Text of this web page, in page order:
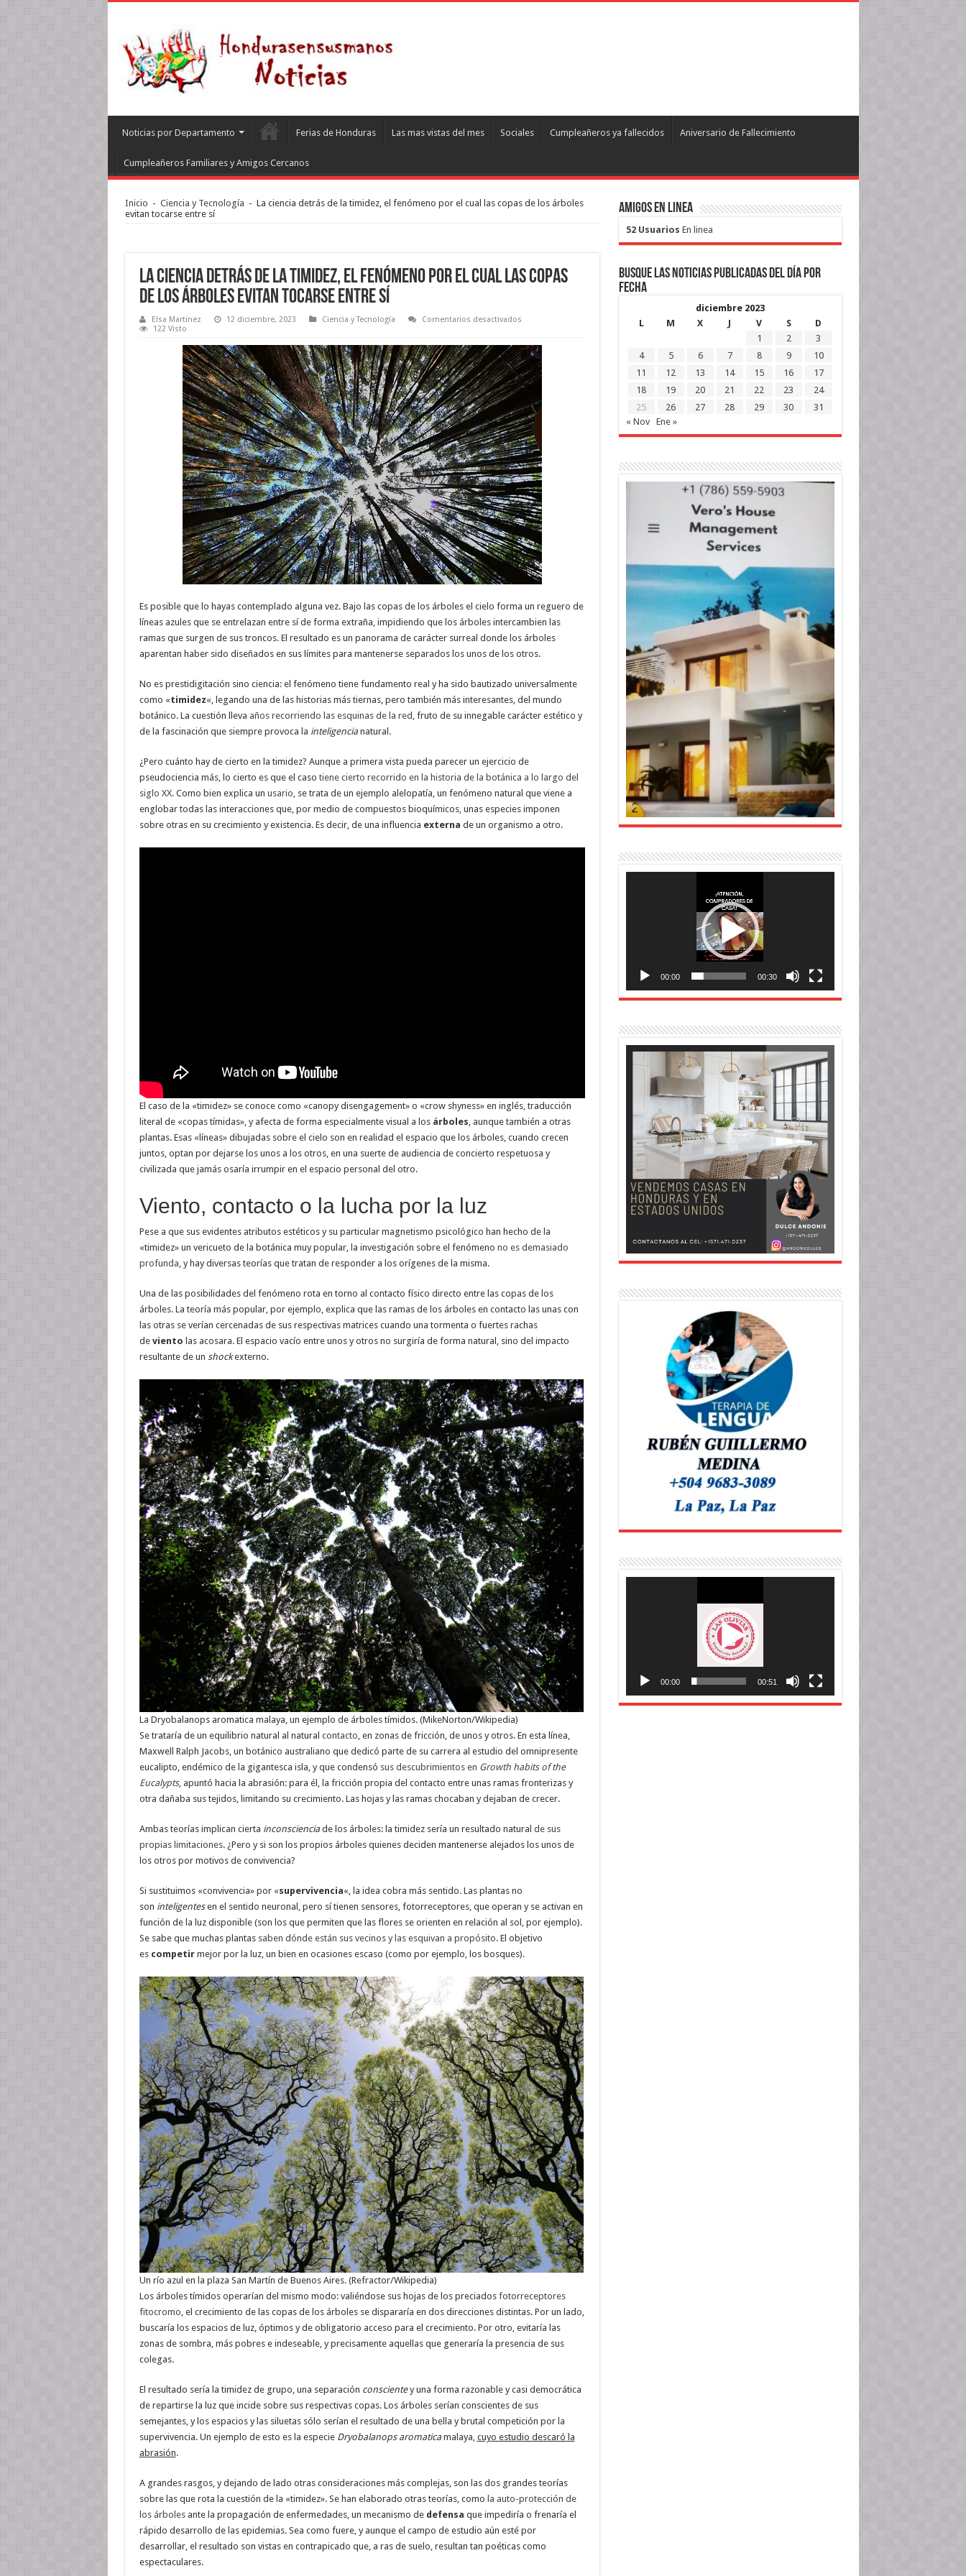
Noticias por Departamento Ferias de Honduras Las mas vistas del mes Sociales Cumpleañeros ya fallecidos Aniversario de Fallecimiento
Cumpleañeros Familiares y Amigos Cercanos
Inicio - Ciencia y Tecnología - La ciencia detrás de la timidez, el fenómeno por el cual las copas de los árboles
evitan tocarse entre sí
La ciencia detrás de la timidez, el fenómeno por el cual las copas
de los árboles evitan tocarse entre sí
Elsa Martinez 12 diciembre, 2023 Ciencia y Tecnología Comentarios desactivadosen
detrás
de
la
timidez,
el
por
el
cual
las
copas
de
los
árboles
evitan
tocarse
entre
sí
122 Visto
Es posible que lo hayas contemplado alguna vez. Bajo las copas de los árboles el cielo forma un reguero de
líneas azules que se entrelazan entre sí de forma extraña, impidiendo que los árboles intercambien las
ramas que surgen de sus troncos. El resultado es un panorama de carácter surreal donde los árboles
aparentan haber sido diseñados en sus límites para mantenerse separados los unos de los otros.
No es prestidigitación sino ciencia: el fenómeno tiene fundamento real y ha sido bautizado universalmente
como «timidez«, legando una de las historias más tiernas, pero también más interesantes, del mundo
botánico. La cuestión lleva años recorriendo las esquinas de la red , fruto de su innegable carácter estético y
de la fascinación que siempre provoca la inteligencianatural.
¿Pero cuánto hay de cierto en la timidez? Aunque a primera vista pueda parecer un ejercicio de
pseudociencia más, lo cierto es que el caso tiene cierto recorrido en la historia de la botánica a lo largo del
siglo XX. Como bien explica un usario , se trata de un ejemplo alelopatía, un fenómeno natural que viene a
englobar todas las interacciones que, por medio de compuestos bioquímicos, unas especies imponen
sobre otras en su crecimiento y existencia. Es decir, de una influencia externa de un organismo a otro.
El caso de la «timidez» se conoce como «canopy disengagement» o «crow shyness» en inglés, traducción
literal de «copas tímidas», y afecta de forma especialmente visual a los árboles , aunque también a otras
plantas. Esas «líneas» dibujadas sobre el cielo son en realidad el espacio que los árboles, cuando crecen
juntos, optan por dejarse los unos a los otros, en una suerte de audiencia de concierto respetuosa y
civilizada que jamás osaría irrumpir en el espacio personal del otro.
Viento, contacto o la lucha por la luz
Pese a que sus evidentes atributos estéticos y su particular magnetismo psicológico han hecho de la
«timidez» un vericueto de la botánica muy popular, la investigación sobre el fenómeno no es demasiado
profunda , y hay diversas teorías que tratan de responder a los orígenes de la misma.
Una de las posibilidades del fenómeno rota en torno al contacto físico directo entre las copas de los
árboles. La teoría más popular, por ejemplo, explica que las ramas de los árboles en contacto las unas con
las otras se verían cercenadas de sus respectivas matrices cuando una tormenta o fuertes rachas
de viento las acosara. El espacio vacío entre unos y otros no surgiría de forma natural, sino del impacto
resultante de un shockexterno.
La Dryobalanops aromatica malaya, un ejemplo de árboles tímidos. (MikeNorton/Wikipedia)
Se trataría de un equilibrio natural al natural contacto, en zonas de fricción, de unos y otros. En esta línea,
Maxwell Ralph Jacobs, un botánico australiano que dedicó parte de su carrera al estudio del omnipresente
eucalipto, endémico de la gigantesca isla, y que condensó sus descubrimientos en Growth habits of the
Eucalypts, apuntó hacia la abrasión: para él, la fricción propia del contacto entre unas ramas fronterizas y
otra dañaba sus tejidos, limitando su crecimiento. Las hojas y las ramas chocaban y dejaban de crecer.
Ambas teorías implican cierta inconscienciade los árboles: la timidez sería un resultado natural de sus
propias limitaciones. ¿Pero y si son los propios árboles quienes deciden mantenerse alejados los unos de
los otros por motivos de convivencia?
Si sustituimos «convivencia» por «supervivencia«, la idea cobra más sentido. Las plantas no
son inteligentesen el sentido neuronal, pero sí tienen sensores, fotorreceptores, que operan y se activan en
función de la luz disponible (son los que permiten que las flores se orienten en relación al sol, por ejemplo).
Se sabe que muchas plantas saben dónde están sus vecinos y las esquivan a propósito. El objetivo
es competirmejor por la luz, un bien en ocasiones escaso (como por ejemplo, los bosques).
Un río azul en la plaza San Martín de Buenos Aires. (Refractor/Wikipedia)
Los árboles tímidos operarían del mismo modo: valiéndose sus hojas de los preciados fotorreceptores
fitocromo, el crecimiento de las copas de los árboles se dispararía en dos direcciones distintas. Por un lado,
buscaría los espacios de luz, óptimos y de obligatorio acceso para el crecimiento. Por otro, evitaría las
zonas de sombra, más pobres e indeseable, y precisamente aquellas que generaría la presencia de sus
colegas.
El resultado sería la timidez de grupo, una separación conscientey una forma razonable y casi democrática
de repartirse la luz que incide sobre sus respectivas copas. Los árboles serían conscientes de sus
semejantes, y los espacios y las siluetas sólo serían el resultado de una bella y brutal competición por la
supervivencia. Un ejemplo de esto es la especie Dryobalanops aromaticamalaya, cuyo estudio descaró la
abrasión.
A grandes rasgos, y dejando de lado otras consideraciones más complejas, son las dos grandes teorías
sobre las que rota la cuestión de la «timidez». Se han elaborado otras teorías, como la auto-protección de
los árbolesante la propagación de enfermedades, un mecanismo de defensa que impediría o frenaría el
rápido desarrollo de las epidemias. Sea como fuere, y aunque el campo de estudio aún esté por
desarrollar, el resultado son vistas en contrapicado que, a ras de suelo, resultan tan poéticas como
espectaculares.
Amigos en Linea
52 Usuarios En linea
Busque las noticias publicadas del día por
fecha
diciembre 2023
L
M X J V S
D
1
2
3
4
5 6 7 8 9
10
11
12 13 14 15 16
17
18
19 20 21 22 23
24
25
26 27 28 29 30
31
« Nov
Ene »
00:00 00:30
00:00 00:51